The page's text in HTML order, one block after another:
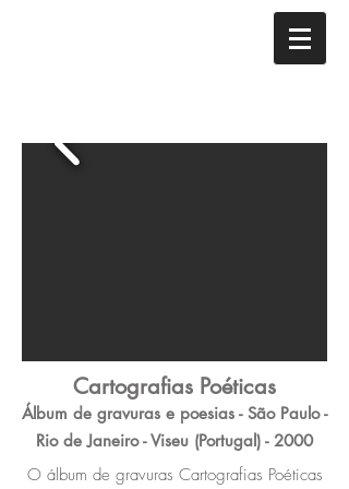
Cartografias Poéticas
Álbum de gravuras e poesias - São Paulo -
Rio de Janeiro - Viseu (Portugal) - 2000
O álbum de gravuras Cartografias Poéticas